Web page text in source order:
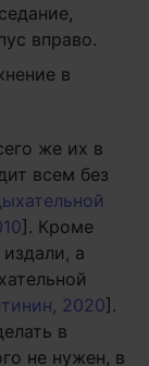
вправо.
в
же их в
всем без
]. Кроме
а
2020].
в
не нужен, в